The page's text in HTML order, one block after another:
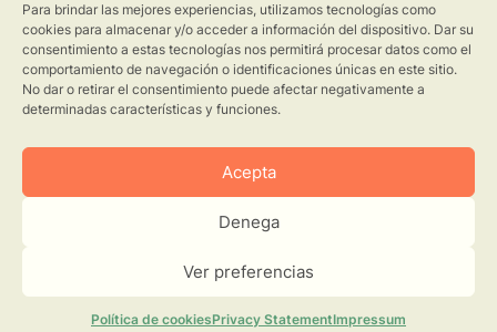
Para brindar las mejores experiencias, utilizamos tecnologías como
cookies para almacenar y/o acceder a información del dispositivo. Dar su
consentimiento a estas tecnologías nos permitirá procesar datos como el
comportamiento de navegación o identificaciones únicas en este sitio.
No dar o retirar el consentimiento puede afectar negativamente a
determinadas características y funciones.
Acepta
Denega
Ver preferencias
Política de cookiesPrivacy StatementImpressum
regenera@creaf.uab.cat
Pomona
Fruits